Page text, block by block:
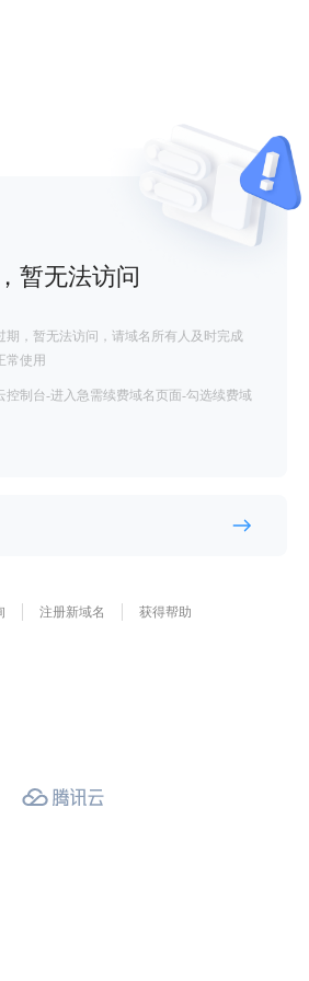
暂无法访问
期，暂无法访问，请域名所有人及时完成
常使用
控制台-进入急需续费域名页面-勾选续费域
注册新域名 获得帮助